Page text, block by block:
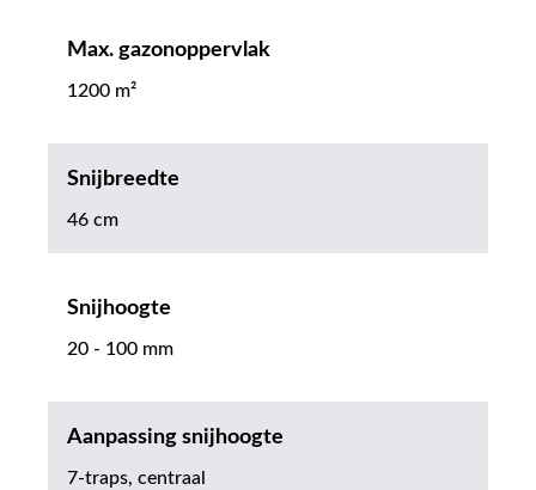
Max. gazonoppervlak
1200 m²
Snijbreedte
46 cm
Snijhoogte
20 - 100 mm
Aanpassing snijhoogte
7-traps, centraal